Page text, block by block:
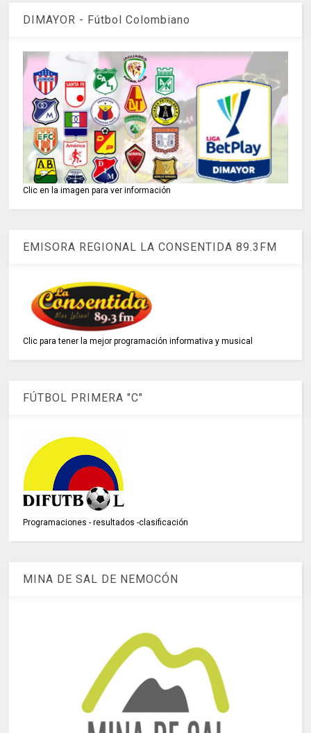
DIMAYOR - Fútbol Colombiano
Clic en la imagen para ver información
EMISORA REGIONAL LA CONSENTIDA 89.3FM
Clic para tener la mejor programación informativa y musical
FÚTBOL PRIMERA "C"
Programaciones - resultados -clasificación
MINA DE SAL DE NEMOCÓN